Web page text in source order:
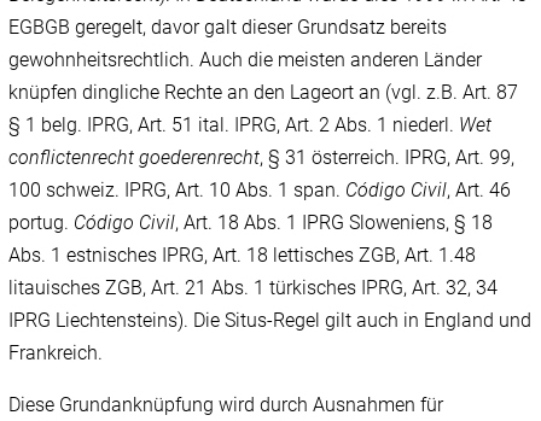
EGBGB geregelt, davor galt dieser Grundsatz bereits
gewohnheitsrechtlich. Auch die meisten anderen Länder
knüpfen dingliche Rechte an den Lageort an (vgl. z.B. Art. 87
§ 1 belg. IPRG, Art. 51 ital. IPRG, Art. 2 Abs. 1 niederl. Wet
conflictenrecht goederenrecht, § 31 österreich. IPRG, Art. 99,
100 schweiz. IPRG, Art. 10 Abs. 1 span. Código Civil, Art. 46
portug. Código Civil, Art. 18 Abs. 1 IPRG Sloweniens, § 18
Abs. 1 estnisches IPRG, Art. 18 lettisches ZGB, Art. 1.48
litauisches ZGB, Art. 21 Abs. 1 türkisches IPRG, Art. 32, 34
IPRG Liechtensteins). Die Situs-Regel gilt auch in England und
Frankreich.
Diese Grundanknüpfung wird durch Ausnahmen für